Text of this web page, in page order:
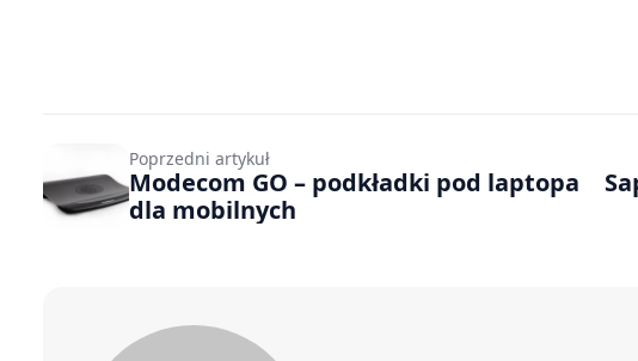
Poprzedni artykuł
Modecom GO – podkładki pod laptopa
dla mobilnych